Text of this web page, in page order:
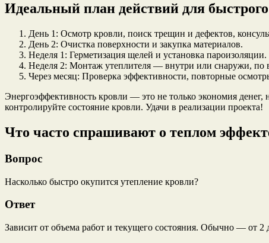
Идеальный план действий для быстрого
День 1: Осмотр кровли, поиск трещин и дефектов,
День 2: Очистка поверхности и закупка материалов.
Неделя 1: Герметизация щелей и установка пароизоляции.
Неделя 2: Монтаж утеплителя — внутри или снаружи, по
Через месяц: Проверка эффективности, повторные
Энергоэффективность кровли — это не только экономия
контролируйте состояние кровли. Удачи в реализации проекта!
Что часто спрашивают о теплом
Вопрос
Насколько быстро окупится утепление кровли?
Ответ
Зависит от объема работ и текущего состояния. Обычно — от 2